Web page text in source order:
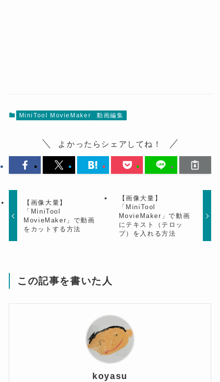
MiniTool MovieMaker 動画編集
よかったらシェアしてね！
【画像大量】
「MiniTool
MovieMaker」で動画
をカットする方法
【画像大量】
「MiniTool
MovieMaker」で動画
にテキスト（テロッ
プ）を入れる方法
この記事を書いた人
koyasu